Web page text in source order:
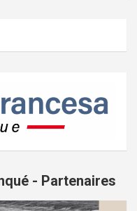
- Partenaires